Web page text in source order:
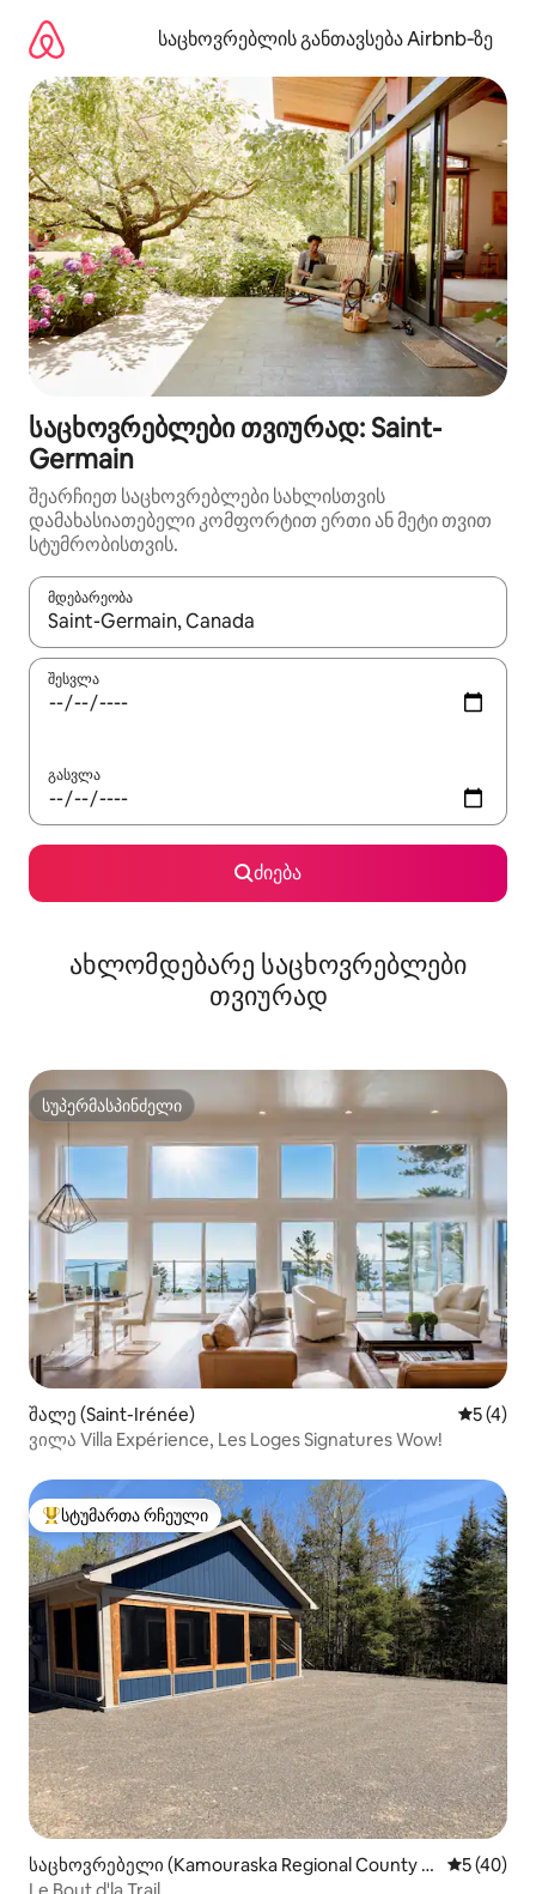
გადასვლა
საცხოვრებლის განთავსება Airbnb‑ზე
საცხოვრებლები თვიურად: Saint-
Germain
შეარჩიეთ საცხოვრებლები სახლისთვის
დამახასიათებელი კომფორტით ერთი ან მეტი თვით
სტუმრობისთვის.
მდებარეობა
როცა შედეგები ხელმისაწვდომი გახდება, ნავიგაციისთვის
შესვლა
გასვლა
ძიება
ახლომდებარე საცხოვრებლები
თვიურად
სუპერმასპინძელი
სუპერმასპინძელი
შალე (Saint-Irénée)
5 (4)
ვილა Villa Expérience, Les Loges Signatures Wow!
სტუმართა რჩეული მოწინავე ვარიანტი
სტუმართა რჩეული
საცხოვრებელი (Kamouraska Regional County M
unicipality)
საშუალო
5 (40)